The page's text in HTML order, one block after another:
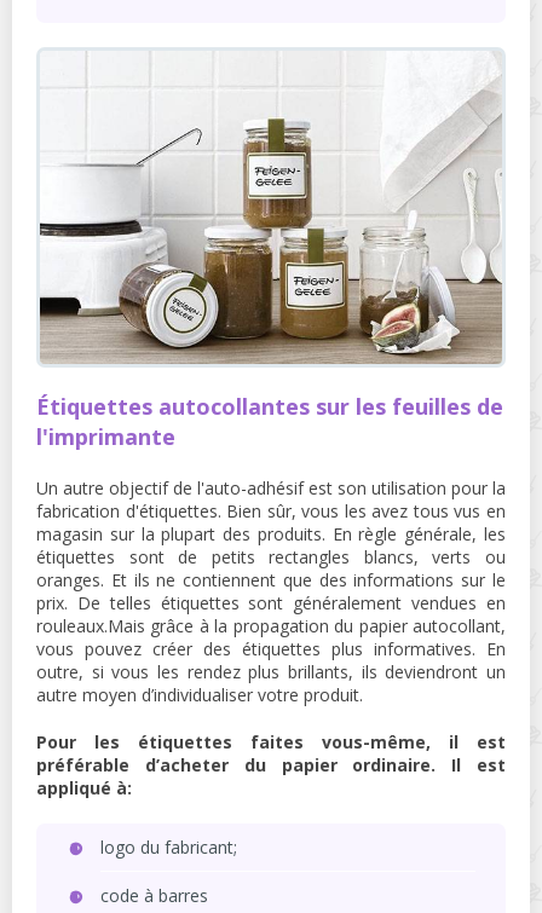
Étiquettes autocollantes sur les feuilles de
l'imprimante
Un autre objectif de l'auto-adhésif est son utilisation pour la
fabrication d'étiquettes. Bien sûr, vous les avez tous vus en
magasin sur la plupart des produits. En règle générale, les
étiquettes sont de petits rectangles blancs, verts ou
oranges. Et ils ne contiennent que des informations sur le
prix. De telles étiquettes sont généralement vendues en
rouleaux.Mais grâce à la propagation du papier autocollant,
vous pouvez créer des étiquettes plus informatives. En
outre, si vous les rendez plus brillants, ils deviendront un
autre moyen d’individualiser votre produit.
Pour les étiquettes faites vous-même, il est
préférable d’acheter du papier ordinaire. Il est
appliqué à:
logo du fabricant;
code à barres